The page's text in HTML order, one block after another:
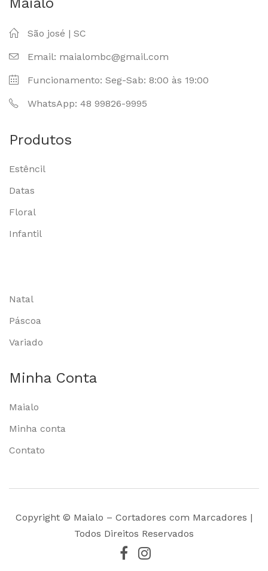
São josé | SC
Email: maialombc@gmail.com
Funcionamento: Seg-Sab: 8:00 às 19:00
WhatsApp: 48 99826-9995
Produtos
Estêncil
Datas
Floral
Infantil
Natal
Páscoa
Variado
Minha Conta
Maialo
Minha conta
Contato
Copyright © Maialo – Cortadores com Marcadores |
Todos Direitos Reservados